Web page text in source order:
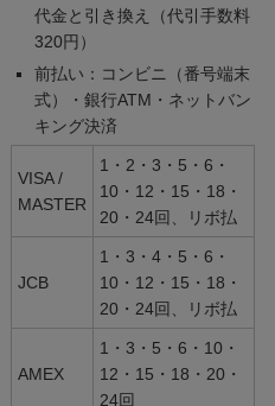
代金と引き換え（代引手数料
320円）
前払い：コンビニ（番号端末
式）・銀行ATM・ネットバン
キング決済
VISA /
MASTER
1・2・3・5・6・
10・12・15・18・
20・24回、リボ払
JCB
1・3・4・5・6・
10・12・15・18・
20・24回、リボ払
AMEX
1・3・5・6・10・
12・15・18・20・
24回